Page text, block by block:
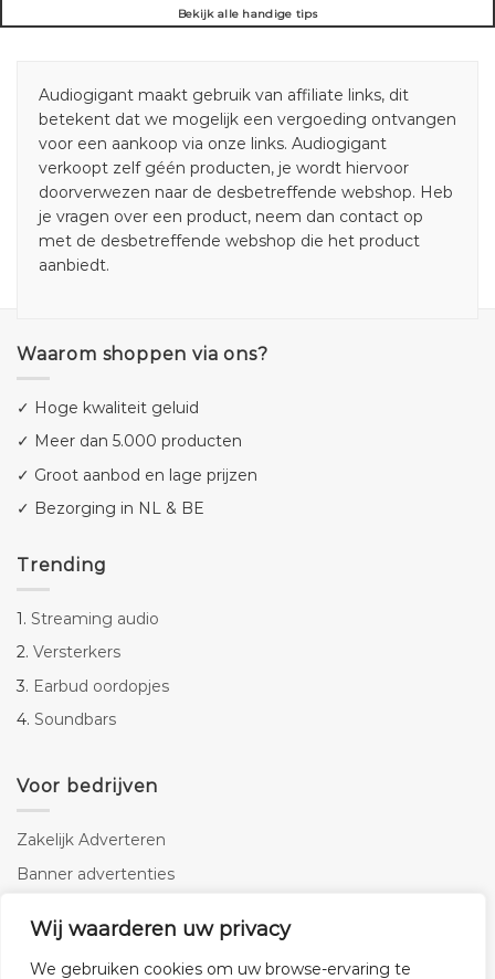
Wij waarderen uw privacy
We gebruiken cookies om uw browse-ervaring te
Bekijk alle handige tips
Audiogigant maakt gebruik van affiliate links, dit
betekent dat we mogelijk een vergoeding ontvangen
voor een aankoop via onze links. Audiogigant
verkoopt zelf géén producten, je wordt hiervoor
doorverwezen naar de desbetreffende webshop. Heb
je vragen over een product, neem dan contact op
met de desbetreffende webshop die het product
aanbiedt.
Waarom shoppen via ons?
✓ Hoge kwaliteit geluid
✓ Meer dan 5.000 producten
✓ Groot aanbod en lage prijzen
✓ Bezorging in NL & BE
Trending
1. Streaming audio
2. Versterkers
3. Earbud oordopjes
4. Soundbars
Voor bedrijven
Zakelijk Adverteren
Banner advertenties
SEO copywriting